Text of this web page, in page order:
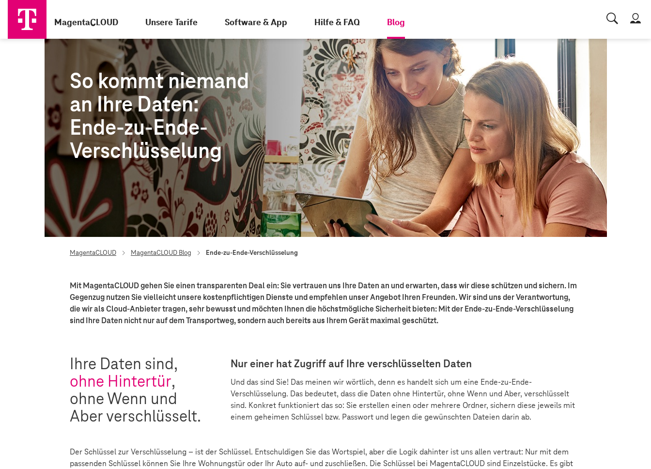
MagentaCLOUD Unsere Tarife Software & App Hilfe & FAQ Blog
So kommt niemand
an Ihre Daten:
Ende-zu-Ende-
Verschlüsselung
MagentaCLOUD MagentaCLOUD Blog Ende-zu-Ende-Verschlüsselung
Mit MagentaCLOUD gehen Sie einen transparenten Deal ein: Sie vertrauen uns Ihre Daten an und erwarten, dass wir diese schützen und sichern. Im
Gegenzug nutzen Sie vielleicht unsere kostenpflichtigen Dienste und empfehlen unser Angebot Ihren Freunden. Wir sind uns der Verantwortung,
die wir als Cloud-Anbieter tragen, sehr bewusst und möchten Ihnen die höchstmögliche Sicherheit bieten: Mit der Ende-zu-Ende-Verschlüsselung
sind Ihre Daten nicht nur auf dem Transportweg, sondern auch bereits aus Ihrem Gerät maximal geschützt.
Ihre Daten sind,
ohne Hintertür,
ohne Wenn und
Aber verschlüsselt.
Nur einer hat Zugriff auf Ihre verschlüsselten Daten
Und das sind Sie! Das meinen wir wörtlich, denn es handelt sich um eine Ende-zu-Ende-
Verschlüsselung. Das bedeutet, dass die Daten ohne Hintertür, ohne Wenn und Aber, verschlüsselt
sind. Konkret funktioniert das so: Sie erstellen einen oder mehrere Ordner, sichern diese jeweils mit
einem geheimen Schlüssel bzw. Passwort und legen die gewünschten Dateien darin ab.
Der Schlüssel zur Verschlüsselung – ist der Schlüssel. Entschuldigen Sie das Wortspiel, aber die Logik dahinter ist uns allen vertraut: Nur mit dem
passenden Schlüssel können Sie Ihre Wohnungstür oder Ihr Auto auf- und zuschließen. Die Schlüssel bei MagentaCLOUD sind Einzelstücke. Es gibt